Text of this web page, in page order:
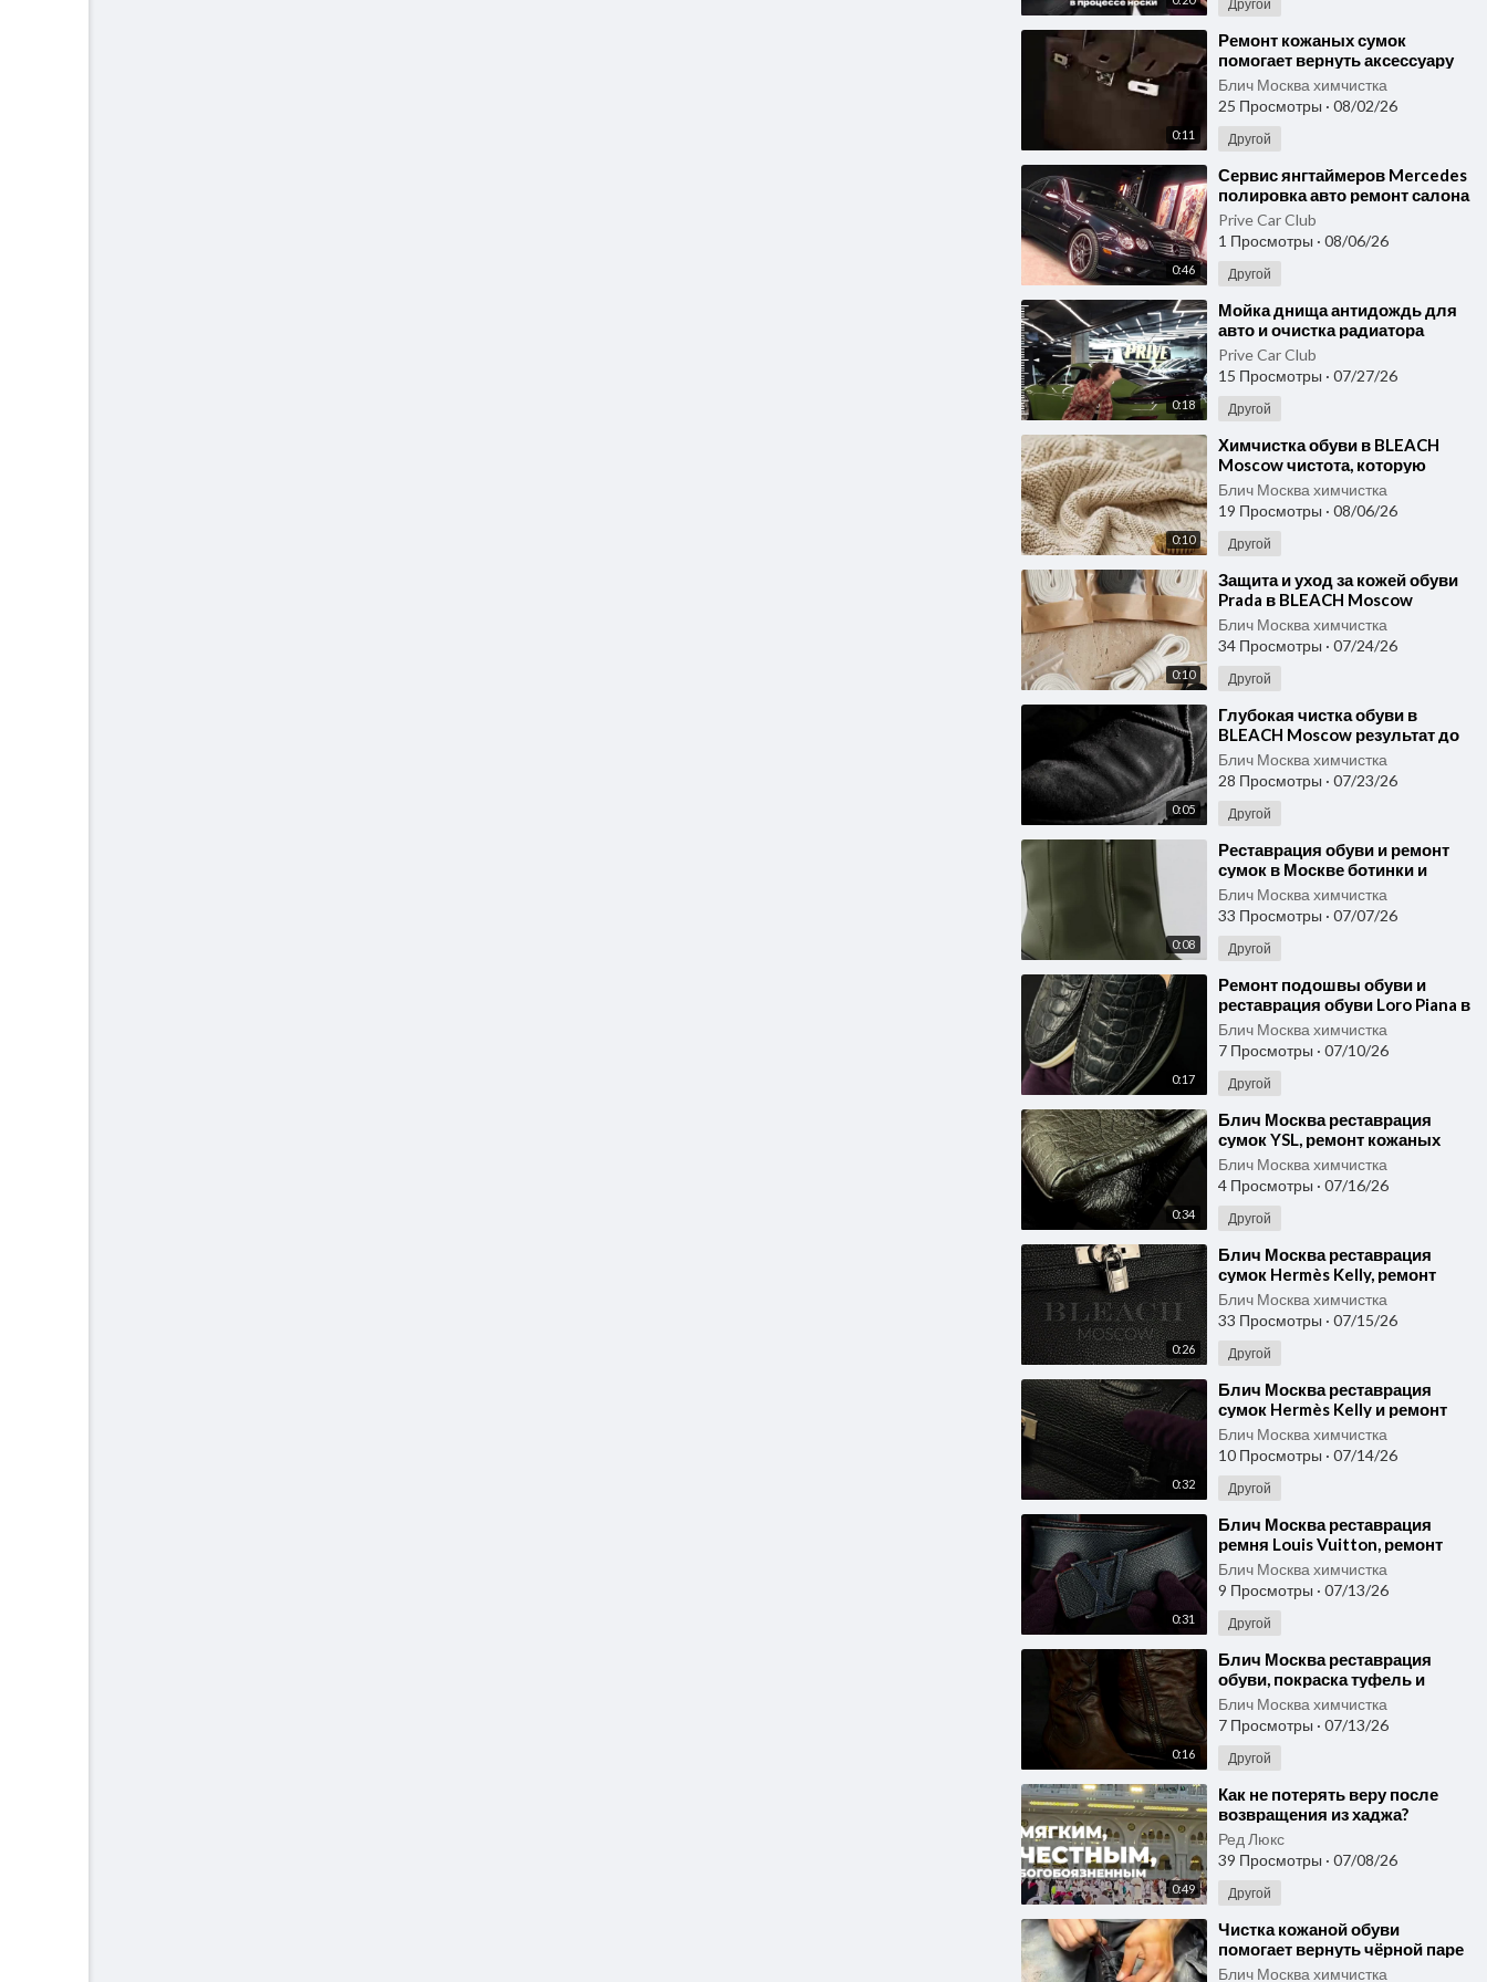
Другой
0:11
⁣Ремонт кожаных сумок
помогает вернуть аксессуару
форму и свежий вид даже
через год
Блич Москва химчистка
25 Просмотры · 08/02/26
Другой
0:46
⁣Сервис янгтаймеров Mercedes
полировка авто ремонт салона
и хранение авто PRIVE Club
Prive Car Club
1 Просмотры · 08/06/26
Другой
0:18
⁣Мойка днища антидождь для
авто и очистка радиатора
после зимы в PRIVE Car Club
Москва
Prive Car Club
15 Просмотры · 07/27/26
Другой
0:10
⁣Химчистка обуви в BLEACH
Moscow чистота, которую
видно после бережного ухода
Блич Москва химчистка
19 Просмотры · 08/06/26
Другой
0:10
⁣Защита и уход за кожей обуви
Prada в BLEACH Moscow
чистота, форма и аккуратный
вид
Блич Москва химчистка
34 Просмотры · 07/24/26
Другой
0:05
⁣Глубокая чистка обуви в
BLEACH Moscow результат до
и после для любимой пары
Блич Москва химчистка
28 Просмотры · 07/23/26
Другой
0:08
⁣Реставрация обуви и ремонт
сумок в Москве ботинки и
сумка Bottega Veneta до и
после
Блич Москва химчистка
33 Просмотры · 07/07/26
Другой
0:17
⁣Ремонт подошвы обуви и
реставрация обуви Loro Piana в
Москве замена подошвы
лоферов
Блич Москва химчистка
7 Просмотры · 07/10/26
Другой
0:34
⁣Блич Москва реставрация
сумок YSL, ремонт кожаных
сумок и восстановление
разрывов
Блич Москва химчистка
4 Просмотры · 07/16/26
Другой
0:26
⁣Блич Москва реставрация
сумок Hermès Kelly, ремонт
сумок и чистка обуви в Москве
Блич Москва химчистка
33 Просмотры · 07/15/26
Другой
0:32
⁣Блич Москва реставрация
сумок Hermès Kelly и ремонт
кожаных сумок премиум-
класса
Блич Москва химчистка
10 Просмотры · 07/14/26
Другой
0:31
⁣Блич Москва реставрация
ремня Louis Vuitton, ремонт
кожи и восстановление
пряжки
Блич Москва химчистка
9 Просмотры · 07/13/26
Другой
0:16
⁣Блич Москва реставрация
обуви, покраска туфель и
восстановление кожаных
ботинок
Блич Москва химчистка
7 Просмотры · 07/13/26
Другой
0:49
⁣Как не потерять веру после
возвращения из хаджа?
Ред Люкс
39 Просмотры · 07/08/26
Другой
⁣Чистка кожаной обуви
помогает вернуть чёрной паре
глубокий цвет и аккуратный
Блич Москва химчистка